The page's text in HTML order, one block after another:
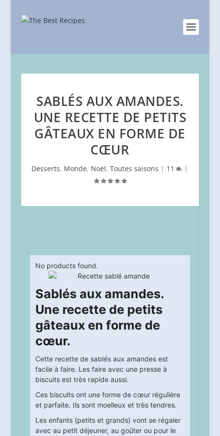
SABLÉS AUX AMANDES.
UNE RECETTE DE PETITS
GÂTEAUX EN FORME DE
CŒUR
Desserts, Monde, Noël,Toutes saisons | 11 |
No products found.
Sablés aux amandes.
Une recette de petits
gâteaux en forme de
cœur.
Cette recette de sablés aux amandes est
facile à faire. Les faire avec une presse à
biscuits est très rapide aussi.
Ces biscuits ont une forme de cœur régulière
et parfaite. Ils sont moelleux et très tendres.
Les enfants (petits et grands) vont se régaler
avec au petit déjeuner, au goûter ou pour le